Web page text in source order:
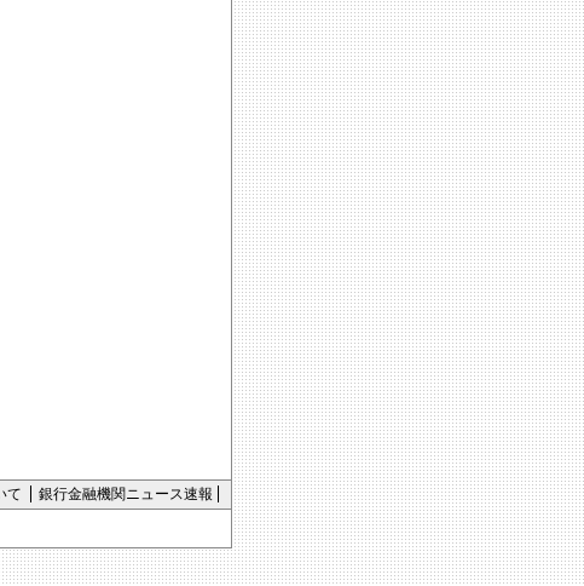
て
銀行金融機関ニュース速報